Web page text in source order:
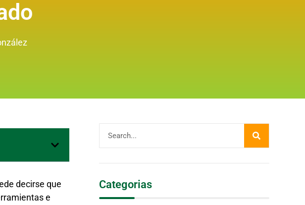
decirse que
e
Categorias